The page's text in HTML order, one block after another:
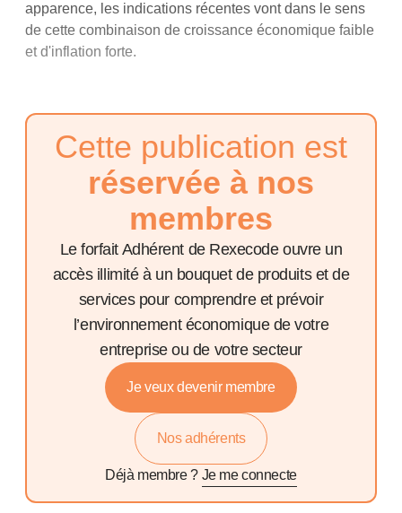
apparence, les indications récentes vont dans le sens
de cette combinaison de croissance économique faible
et d'inflation forte.
Cette publication est
réservée à nos
membres
Le forfait Adhérent de Rexecode ouvre un
accès illimité à un bouquet de produits et de
services pour comprendre et prévoir
l’environnement économique de votre
entreprise ou de votre secteur
Je veux devenir membre
Nos adhérents
Déjà membre ? Je me connecte